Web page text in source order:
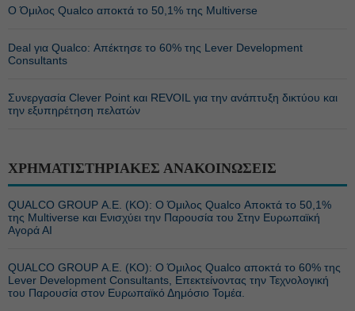
Ο Όμιλος Qualco αποκτά το 50,1% της Multiverse
Deal για Qualco: Απέκτησε το 60% της Lever Development
Consultants
Συνεργασία Clever Point και REVOIL για την ανάπτυξη δικτύου και
την εξυπηρέτηση πελατών
ΧΡΗΜΑΤΙΣΤΗΡΙΑΚΕΣ ΑΝΑΚΟΙΝΩΣΕΙΣ
QUALCO GROUP Α.Ε. (ΚΟ): Ο Όμιλος Qualco Αποκτά το 50,1%
της Multiverse και Ενισχύει την Παρουσία του Στην Ευρωπαϊκή
Αγορά ΑΙ
QUALCO GROUP Α.Ε. (ΚΟ): Ο Όμιλος Qualco αποκτά το 60% της
Lever Development Consultants, Επεκτείνοντας την Τεχνολογική
του Παρουσία στον Ευρωπαϊκό Δημόσιο Τομέα.